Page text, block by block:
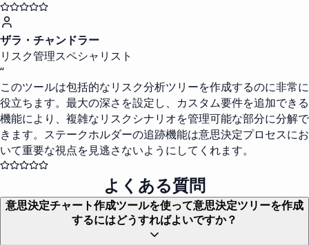
ザラ・チャンドラー
リスク管理スペシャリスト
“
このツールは包括的なリスク分析ツリーを作成するのに非常に
役立ちます。最大の深さを設定し、カスタム要件を追加できる
機能により、複雑なリスクシナリオを管理可能な部分に分解で
きます。ステークホルダーの追跡機能は意思決定プロセスにお
いて重要な視点を見逃さないようにしてくれます。
よくある質問
意思決定チャート作成ツールを使って意思決定ツリーを作成
するにはどうすればよいですか？